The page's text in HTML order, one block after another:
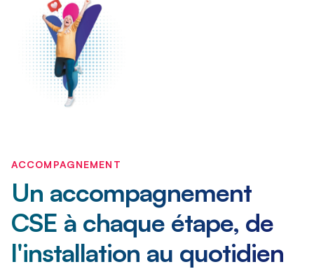
ACCOMPAGNEMENT
Un accompagnement
CSE à chaque étape, de
l'installation au quotidien